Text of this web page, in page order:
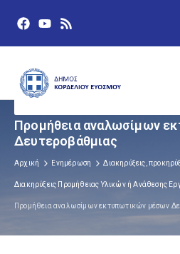
Προμήθεια αναλωσίμων
Δευτεροβάθμιας
Αρχική Ενημέρωση Διακηρύξεις,
Διακηρύξεις Προμήθειας Υλικών ή Ανάθεσης
Προμήθεια αναλωσίμων εκτυπωτικών μέσων